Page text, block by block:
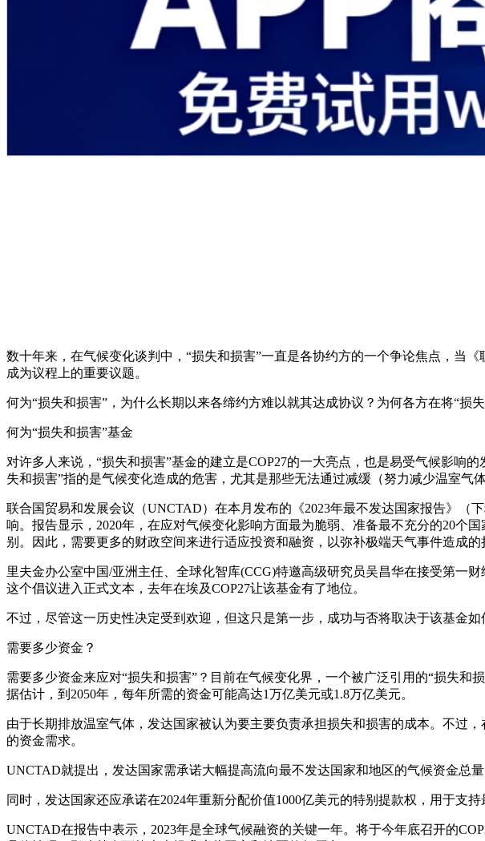
数十年来，在气候变化谈判中，“损失和损害”一直是各协约方的一个争论焦点，当
成为议程上的重要议题。
何为“损失和损害”，为什么长期以来各缔约方难以就其达成协议？为何各方在将“损
何为“损失和损害”基金
对许多人来说，“损失和损害”基金的建立是COP27的一大亮点，也是易受气候影响
失和损害”指的是气候变化造成的危害，尤其是那些无法通过减缓（努力减少温室气
联合国贸易和发展会议（UNCTAD）在本月发布的《2023年最不发达国家报告》（
响。报告显示，2020年，在应对气候变化影响方面最为脆弱、准备最不充分的20个
别。因此，需要更多的财政空间来进行适应投资和融资，以弥补极端天气事件造成的
里夫金办公室中国/亚洲主任、全球化智库(CCG)特邀高级研究员吴昌华在接受第一
这个倡议进入正式文本，去年在埃及COP27让该基金有了地位。
不过，尽管这一历史性决定受到欢迎，但这只是第一步，成功与否将取决于该基金
需要多少资金？
需要多少资金来应对“损失和损害”？目前在气候变化界，一个被广泛引用的“损失和
据估计，到2050年，每年所需的资金可能高达1万亿美元或1.8万亿美元。
由于长期排放温室气体，发达国家被认为要主要负责承担损失和损害的成本。不过
的资金需求。
UNCTAD就提出，发达国家需承诺大幅提高流向最不发达国家和地区的气候资金总
同时，发达国家还应承诺在2024年重新分配价值1000亿美元的特别提款权，用于支
UNCTAD在报告中表示，2023年是全球气候融资的关键一年。将于今年底召开的